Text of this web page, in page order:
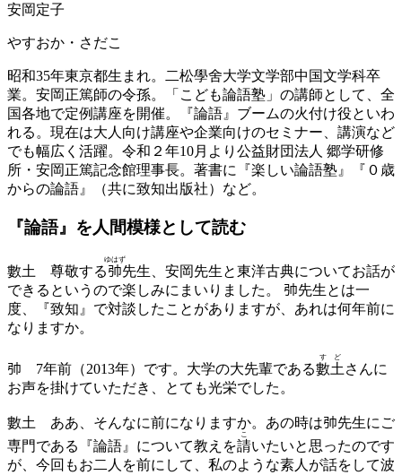
安岡定子
やすおか・さだこ
昭和35年東京都生まれ。二松學舍大学文学部中国文学科卒
業。安岡正篤師の令孫。「こども論語塾」の講師として、全
国各地で定例講座を開催。『論語』ブームの火付け役といわ
れる。現在は大人向け講座や企業向けのセミナー、講演など
でも幅広く活躍。令和２年10月より公益財団法人 郷学研修
所・安岡正篤記念館理事長。著書に『楽しい論語塾』『０歳
からの論語』（共に致知出版社）など。
『論語』を人間模様として読む
數土 尊敬する𢎭
ゆはず
先生、安岡先生と東洋古典についてお話が
できるというので楽しみにまいりました。 𢎭先生とは一
度、『致知』で対談したことがありますが、あれは何年前に
なりますか。
𢎭 7年前（2013年）です。大学の大先輩である數土
すど
さんに
お声を掛けていただき、とても光栄でした。
數土
ああ、そんなに前になりますか。あの時は𢎭先生にご
専門である『論語』について教えを請
こ
いたいと思ったのです
が、今回もお二人を前にして、私のような素人が話をして波